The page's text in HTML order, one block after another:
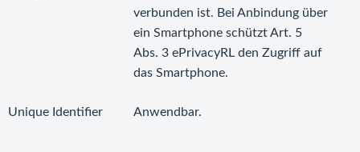
verbunden ist. Bei Anbindung über
ein Smartphone schützt Art. 5
Abs. 3 ePrivacyRL den Zugriff auf
das Smartphone.
Unique Identifier Anwendbar.